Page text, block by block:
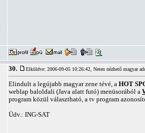
30. Elküldve: 2006-09-05 10:26:42, Neten nézhető magyar
Elindult a legújabb magyar zene tévé, a HOT
weblap baloldali (Java alatt futó) menüsorából a
program közül választható, a tv program
Üdv.: ING-SAT